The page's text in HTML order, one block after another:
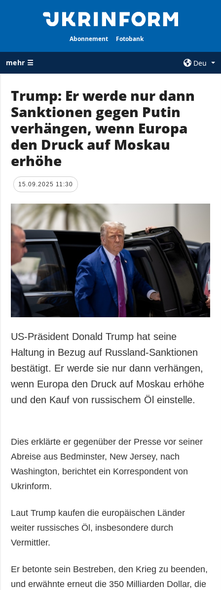
Abonnement Fotobank
mehr ☰
Deu
ALLE
RUBRIKEN
Krieg
Wiederaufbau
der Ukraine
Politik
Wirtschaft
Militär
Gesellschaft und
Kultur
Sport
Kriminalität
Notstand und
Notfälle
AGENTUR
Über uns
Kontakte
personenbezogener
ZUSÄTZLICH
Veröffentlichungen
Interview
Fotos
Video
LEISTUNGEN
Abonnement
Fotobank
Trump: Er werde nur dann
Sanktionen gegen Putin
verhängen, wenn Europa
den Druck auf Moskau
erhöhe
15.09.2025 11:30
US-Präsident Donald Trump hat seine
Haltung in Bezug auf Russland-Sanktionen
bestätigt. Er werde sie nur dann verhängen,
wenn Europa den Druck auf Moskau erhöhe
und den Kauf von russischem Öl einstelle.
Dies erklärte er gegenüber der Presse vor seiner
Abreise aus Bedminster, New Jersey, nach
Washington, berichtet ein Korrespondent von
Ukrinform.
Laut Trump kaufen die europäischen Länder
weiter russisches Öl, insbesondere durch
Vermittler.
Er betonte sein Bestreben, den Krieg zu beenden,
und erwähnte erneut die 350 Milliarden Dollar, die